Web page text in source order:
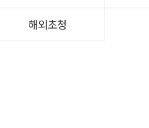
해외초청